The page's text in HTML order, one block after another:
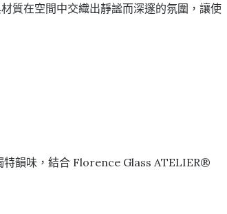
質在空間中交織出靜謐而深邃的氛圍，讓使
特韻味，結合 Florence Glass ATELIER®